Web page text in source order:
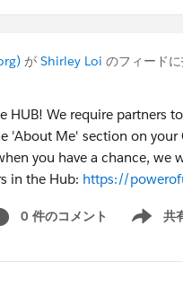
が Shirley Loi のフィード
HUB! We require partners
'About Me' section on
you have a chance, we
in the Hub: https://
0 件のコメント 共
Show